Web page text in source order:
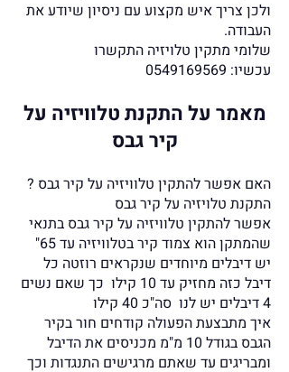
ולכן צריך איש מקצוע עם ניסיון שיודע את
העבודה.
שלומי מתקין טלויזיה התקשרו
עכשיו: 0549169569
מאמר על התקנת טלוויזיה על
קיר גבס
האם אפשר להתקין טלוויזיה על קיר גבס ?
התקנת טלויזיה על קיר גבס
אפשר להתקין טלוויזיה על קיר גבס בתנאי
שהמתקן הוא צמוד קיר בטלוויזיה עד 65"
יש דיבלים מיוחדים שנקראים רוזטה כל
דיבל כזה מחזיק עד 10 קילו כך שאם נשים
4 דיבלים יש לנו סה"כ 40 קילו
איך מתבצעת הפעולה קודחים חור בקיר
הגבס בגודל 10 מ"מ מכניסים את הדיבל
ומבריגים עד שאתם מרגישים התנגדות וכך